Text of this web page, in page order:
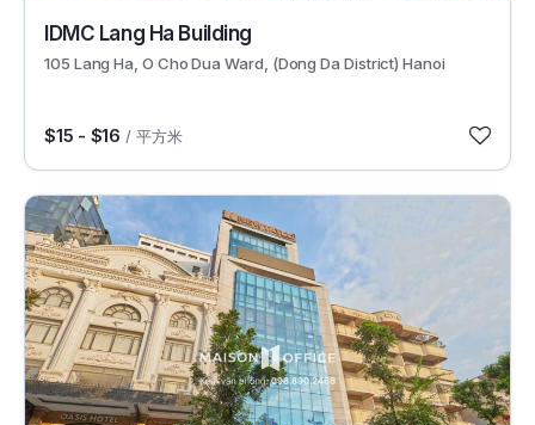
IDMC Lang Ha Building
105 Lang Ha, O Cho Dua Ward, (Dong Da District) Hanoi
$15 - $16 / 平方米